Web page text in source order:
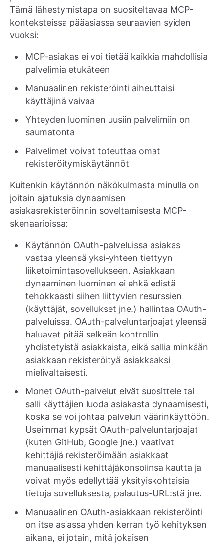
Tämä lähestymistapa on suositeltavaa MCP-
konteksteissa pääasiassa seuraavien syiden
vuoksi:
MCP-asiakas ei voi tietää kaikkia mahdollisia
palvelimia etukäteen
Manuaalinen rekisteröinti aiheuttaisi
käyttäjinä vaivaa
Yhteyden luominen uusiin palvelimiin on
saumatonta
Palvelimet voivat toteuttaa omat
rekisteröitymiskäytännöt
Kuitenkin käytännön näkökulmasta minulla on
joitain ajatuksia dynaamisen
asiakasrekisteröinnin soveltamisesta MCP-
skenaarioissa:
Käytännön OAuth-palveluissa asiakas
vastaa yleensä yksi-yhteen tiettyyn
liiketoimintasovellukseen. Asiakkaan
dynaaminen luominen ei ehkä edistä
tehokkaasti siihen liittyvien resurssien
(käyttäjät, sovellukset jne.) hallintaa OAuth-
palveluissa. OAuth-palveluntarjoajat yleensä
haluavat pitää selkeän kontrollin
yhdistetyistä asiakkaista, eikä sallia minkään
asiakkaan rekisteröityä asiakkaaksi
mielivaltaisesti.
Monet OAuth-palvelut eivät suosittele tai
salli käyttäjien luoda asiakasta dynaamisesti,
koska se voi johtaa palvelun väärinkäyttöön.
Useimmat kypsät OAuth-palveluntarjoajat
(kuten GitHub, Google jne.) vaativat
kehittäjiä rekisteröimään asiakkaat
manuaalisesti kehittäjäkonsolinsa kautta ja
voivat myös edellyttää yksityiskohtaisia
tietoja sovelluksesta, palautus-URL:stä jne.
Manuaalinen OAuth-asiakkaan rekisteröinti
on itse asiassa yhden kerran työ kehityksen
aikana, ei jotain, mitä jokaisen